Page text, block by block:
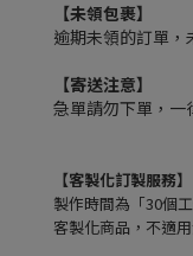
【未領包裹】
逾期未領的訂單
【寄送注意】
急單請勿下單，一
【客製化訂製服務】
製作時間為「30個
客製化商品，不適